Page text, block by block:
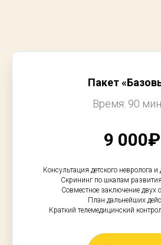
Пакет
Время: 90
9 000₽
Консультация детского невролога и
Скрининг по шкалам
Совместное заключение двух
План дальнейших
Краткий телемедицинский